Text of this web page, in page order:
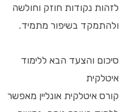
לזהות נקודות חוזק וחולשה
ולהתמקד בשיפור מתמיד.
סיכום והצעד הבא ללימוד
איטלקית
קורס איטלקית אונליין מאפשר